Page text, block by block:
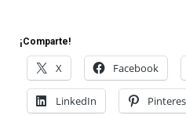
¡Comparte!
X Facebook
LinkedIn